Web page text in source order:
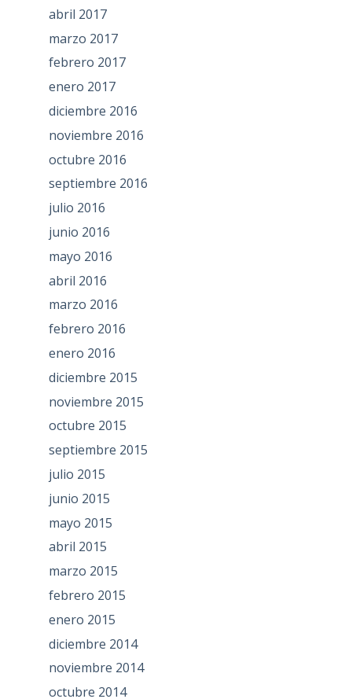
abril 2017
marzo 2017
febrero 2017
enero 2017
diciembre 2016
noviembre 2016
octubre 2016
septiembre 2016
julio 2016
junio 2016
mayo 2016
abril 2016
marzo 2016
febrero 2016
enero 2016
diciembre 2015
noviembre 2015
octubre 2015
septiembre 2015
julio 2015
junio 2015
mayo 2015
abril 2015
marzo 2015
febrero 2015
enero 2015
diciembre 2014
noviembre 2014
octubre 2014